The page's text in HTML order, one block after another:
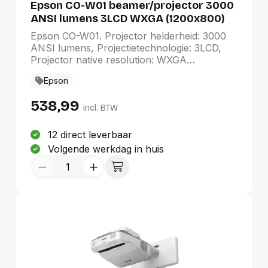
Epson CO-W01 beamer/projector 3000
ANSI lumens 3LCD WXGA (1200x800)
Zwart, Wit
Epson CO-W01. Projector helderheid: 3000
ANSI lumens, Projectietechnologie: 3LCD,
Projector native resolution: WXGA
Levensduur van de lichtbron: 6000 uur,
(besparingsmodus): 12000 uur. Focus:
kleurenmodi: Bioscoop, Dynamisch,
Presentatie, Helder. Geluidsniveau: 38 dB,
Geluidsniveau (spaarzame modus): 29 dB,
Land van herkomst: Filipijnen
Epson
538,99 incl. BTW
12 direct leverbaar
Volgende werkdag in huis